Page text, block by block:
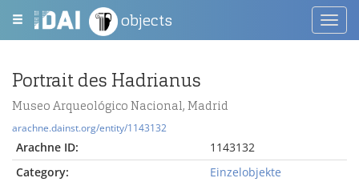
objects
Portrait des Hadrianus
Museo Arqueológico Nacional, Madrid
arachne.dainst.org/entity/1143132
Arachne ID:
1143132
Category:
Einzelobjekte